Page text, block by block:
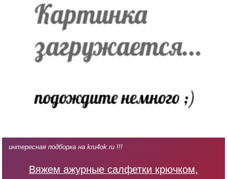
интересная подборка на kru4ok.ru !!!
Вяжем ажурные салфетки крючком,